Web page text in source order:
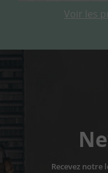
Voir les
Recevez